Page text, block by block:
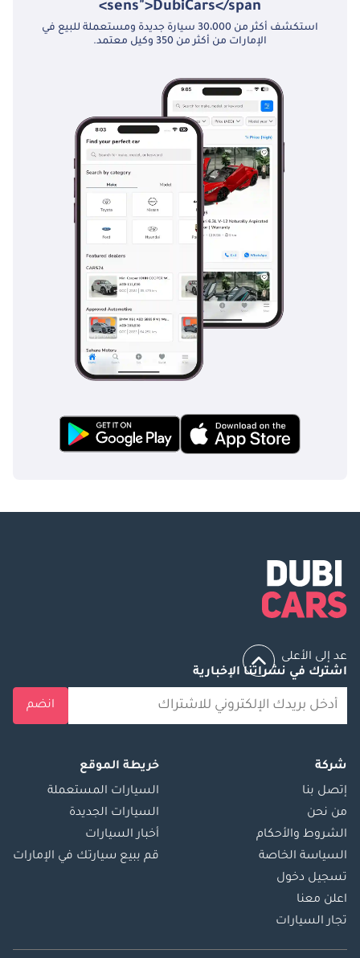
sens">DubiCars</span>
استكشف أكثر من 30،000 سيارة جديدة ومستعملة للبيع في
الإمارات من أكثر من 350 وكيل معتمد.
عد إلى الأعلى
اشترك في نشراتنا الإخبارية
انضم
شركة
إتصل بنا
من نحن
الشروط والأحكام
السياسة الخاصة
تسجيل دخول
اعلن معنا
تجار السيارات
خريطة الموقع
السيارات المستعملة
السيارات الجديدة
أخبار السيارات
قم ببيع سيارتك في الإمارات